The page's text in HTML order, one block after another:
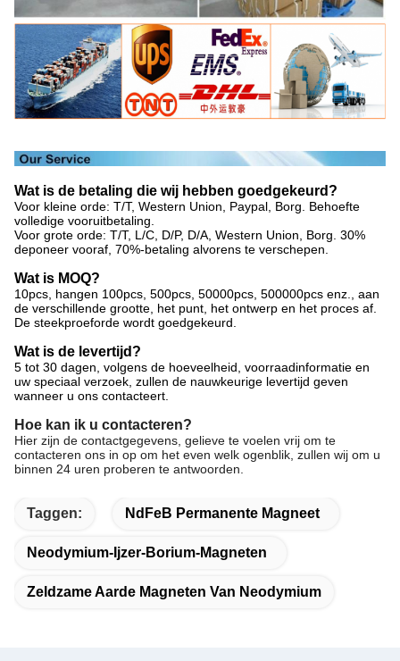
Wat is de betaling die wij hebben goedgekeurd?
Voor kleine orde: T/T, Western Union, Paypal, Borg. Behoefte
volledige vooruitbetaling.
Voor grote orde: T/T, L/C, D/P, D/A, Western Union, Borg. 30%
deponeer vooraf, 70%-betaling alvorens te verschepen.
Wat is MOQ?
10pcs, hangen 100pcs, 500pcs, 50000pcs, 500000pcs enz., aan
de verschillende grootte, het punt, het ontwerp en het proces af.
De steekproeforde wordt goedgekeurd.
Wat is de levertijd?
5 tot 30 dagen, volgens de hoeveelheid, voorraadinformatie en
uw speciaal verzoek, zullen de nauwkeurige levertijd geven
wanneer u ons contacteert.
Hoe kan ik u contacteren?
Hier zijn de contactgegevens, gelieve te voelen vrij om te
contacteren ons in op om het even welk ogenblik, zullen wij om u
binnen 24 uren proberen te antwoorden.
Taggen: NdFeB Permanente Magneet
Neodymium-Ijzer-Borium-Magneten
Zeldzame Aarde Magneten Van Neodymium